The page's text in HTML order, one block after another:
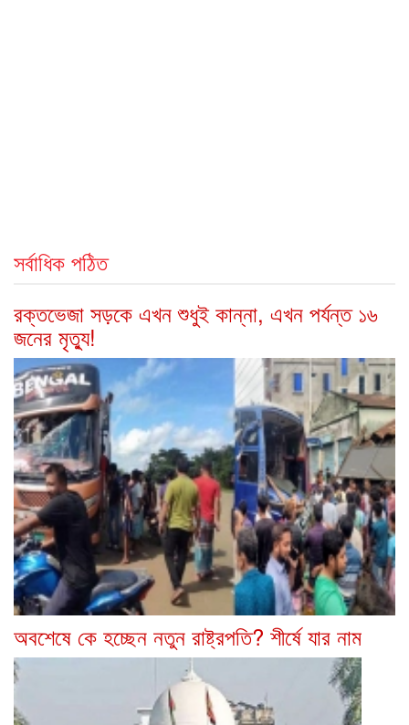
সর্বাধিক পঠিত
রক্তভেজা সড়কে এখন শুধুই কান্না, এখন পর্যন্ত ১৬
জনের মৃত্যু!
অবশেষে কে হচ্ছেন নতুন রাষ্ট্রপতি? শীর্ষে যার নাম